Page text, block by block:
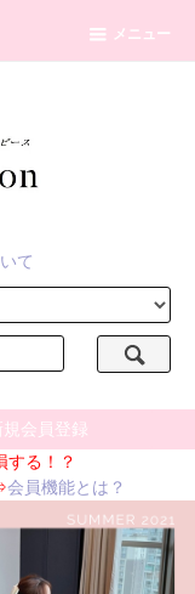
メニュー
て
規会員登録
する！？
会員機能とは？